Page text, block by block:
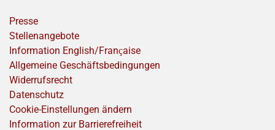
Presse
Stellenangebote
Information English/Franҫaise
Allgemeine Geschäftsbedingungen
Widerrufsrecht
Datenschutz
Cookie-Einstellungen ändern
Information zur Barrierefreiheit